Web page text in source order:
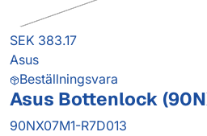
SEK 383.17
Asus
Beställningsvara
Asus Bottenlock
90NX07M1-R7D013